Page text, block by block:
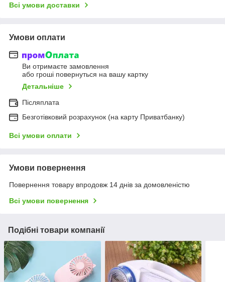
Всі умови доставки
Умови оплати
Ви отримаєте замовлення
або гроші повернуться на вашу картку
Детальніше
Післяплата
Безготівковий розрахунок (на карту Приватбанку)
Всі умови оплати
Умови повернення
Повернення товару впродовж 14 днів за домовленістю
Всі умови повернення
Подібні товари компанії